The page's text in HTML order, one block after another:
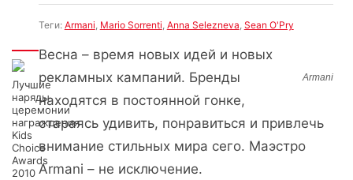
Лучшие
наряды
церемонии
награждения
Kids
Choice
Awards
2010
Теги: Armani, Mario Sorrenti, Anna Selezneva, Sean O'Pry
Armani
Весна – время новых идей и новых
рекламных кампаний. Бренды
находятся в постоянной гонке,
стараясь удивить, понравиться и привлечь
внимание стильных мира сего. Маэстро
Armani – не исключение.